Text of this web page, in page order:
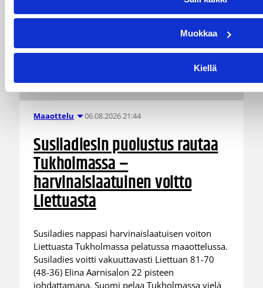
Muokkaa
Kiellä
Maaottelu 06.08.2026 21:44
Susiladiesin puolustus rautaa
Tukholmassa –
harvinaislaatuinen voitto
Liettuasta
Susiladies nappasi harvinaislaatuisen voiton
Liettuasta Tukholmassa pelatussa maaottelussa.
Susiladies voitti vakuuttavasti Liettuan 81-70
(48-36) Elina Aarnisalon 22 pisteen
johdattamana. Suomi pelaa Tukholmassa vielä